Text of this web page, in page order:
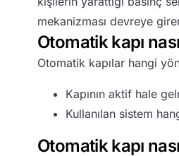
mekanizması devreye
Otomatik kapı
Otomatik kapılar hangi
Kapının aktif hale
Kullanılan sistem
Otomatik kapı